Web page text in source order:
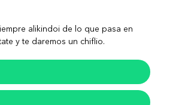
alikindoi de lo que pasa en
y te daremos un chiflio.